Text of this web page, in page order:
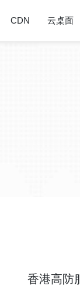
CDN 云桌面
香港高防